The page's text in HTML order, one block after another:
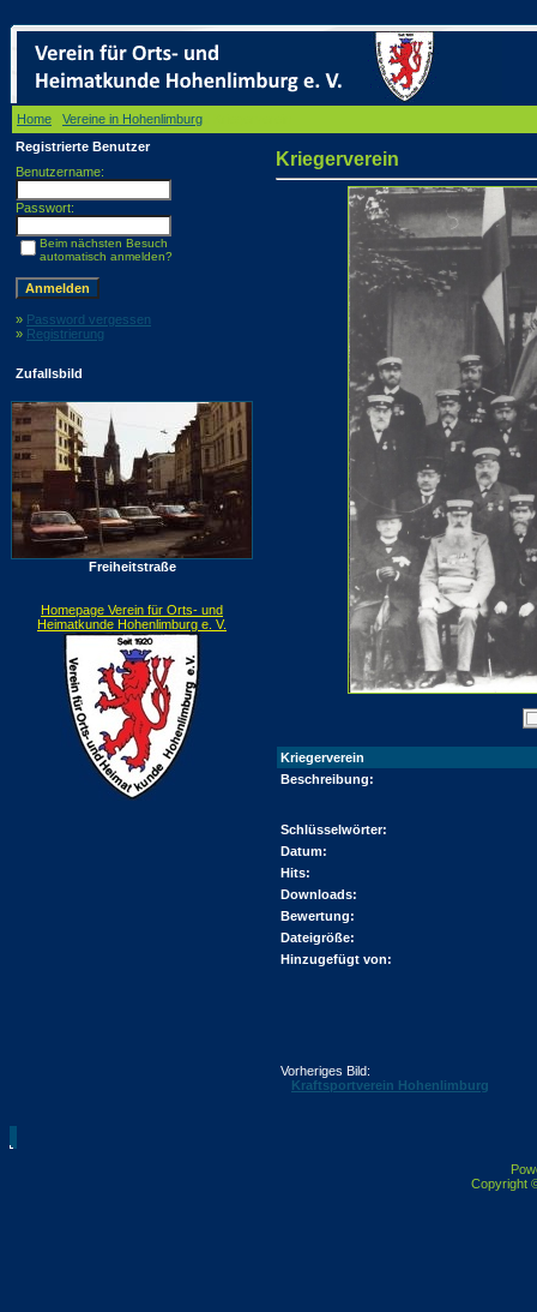
Home Vereine in Hohenlimburg
Registrierte Benutzer
Benutzername:
Passwort:
Beim nächsten Besuch
automatisch anmelden?
» Password vergessen
» Registrierung
Zufallsbild
Freiheitstraße
Homepage Verein für Orts- und
Heimatkunde Hohenlimburg e. V.
Kriegerverein
Kriegerverein
Beschreibung:
Schlüsselwörter:
Datum:
Hits:
Downloads:
Bewertung:
Dateigröße:
Hinzugefügt von:
Vorheriges Bild:
Kraftsportverein Hohenlimburg
Copyright